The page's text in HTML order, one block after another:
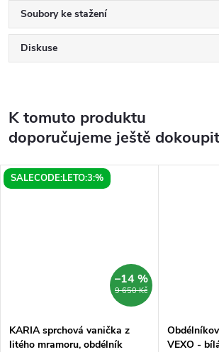
Soubory ke stažení
Diskuse
K tomuto produktu
doporučujeme ještě dokoupit
SALECODE:LETO:3:%
9 650 Kč
–14 %
KARIA sprchová vanička z
litého mramoru, obdélník
VEXO -